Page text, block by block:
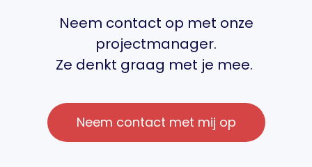
Neem contact op met onze
projectmanager.
Ze denkt graag met je mee.
Neem contact met mij op